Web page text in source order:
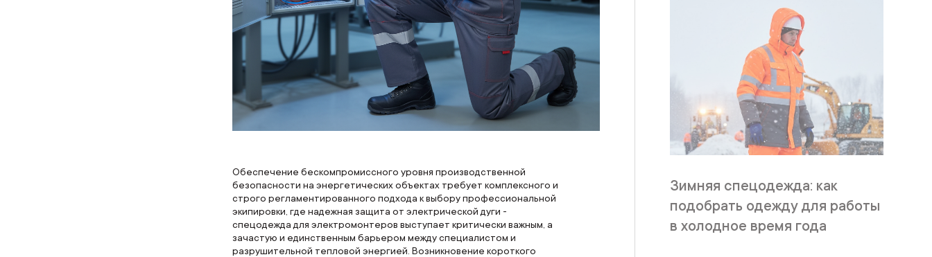
Обеспечение бескомпромиссного уровня производственной
безопасности на энергетических объектах требует комплексного и
строго регламентированного подхода к выбору профессиональной
экипировки, где надежная защита от электрической дуги -
спецодежда для электромонтеров выступает критически важным, а
зачастую и единственным барьером между специалистом и
разрушительной тепловой энергией. Возникновение короткого
Зимняя спецодежда: как
подобрать одежду для работы
в холодное время года